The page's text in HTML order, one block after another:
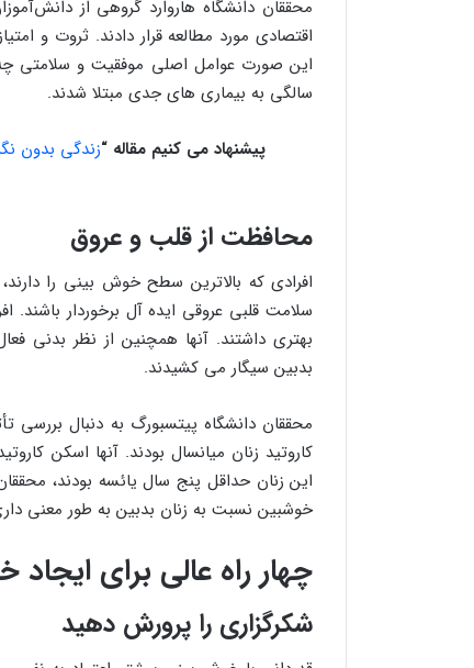
محققان دانشگاه هاروارد گروهی از
اقتصادی مورد مطالعه قرار دادند. ثروت و
سالگی به بیماری های جدی مبتلا شدند.
پیشنهاد می کنیم مقاله “زندگی بدون
محافظت از قلب و عروق
افرادی که بالاترین سطح خوش بینی را
سلامت قلبی عروقی ایده آل برخوردار
بهتری داشتند. آنها همچنین از نظر بدنی
بدبین سیگار می کشیدند.
محققان دانشگاه پیتسبورگ به دنبال بررسی
این زنان حداقل پنج سال یائسه بودند،
خوشبین نسبت به زنان بدبین به طور معنی
چهار راه عالی برای
شکرگزاری را پرورش دهید